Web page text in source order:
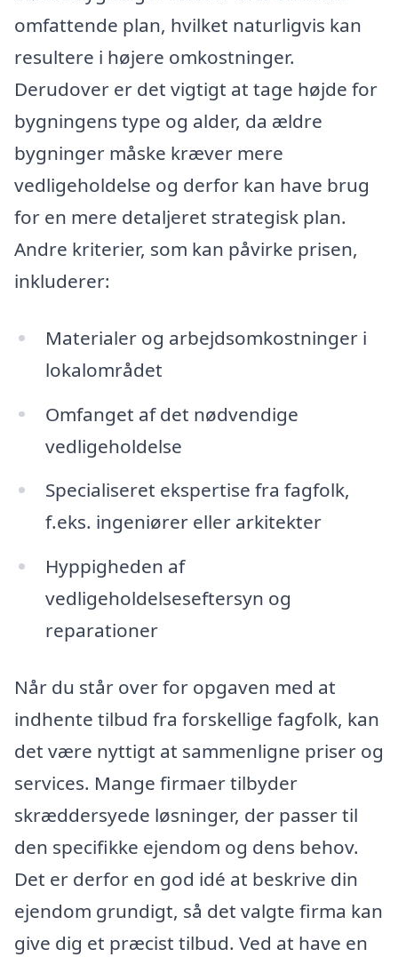
omfattende plan, hvilket naturligvis kan
resultere i højere omkostninger.
Derudover er det vigtigt at tage højde for
bygningens type og alder, da ældre
bygninger måske kræver mere
vedligeholdelse og derfor kan have brug
for en mere detaljeret strategisk plan.
Andre kriterier, som kan påvirke prisen,
inkluderer:
Materialer og arbejdsomkostninger i
lokalområdet
Omfanget af det nødvendige
vedligeholdelse
Specialiseret ekspertise fra fagfolk,
f.eks. ingeniører eller arkitekter
Hyppigheden af
vedligeholdelseseftersyn og
reparationer
Når du står over for opgaven med at
indhente tilbud fra forskellige fagfolk, kan
det være nyttigt at sammenligne priser og
services. Mange firmaer tilbyder
skræddersyede løsninger, der passer til
den specifikke ejendom og dens behov.
Det er derfor en god idé at beskrive din
ejendom grundigt, så det valgte firma kan
give dig et præcist tilbud. Ved at have en